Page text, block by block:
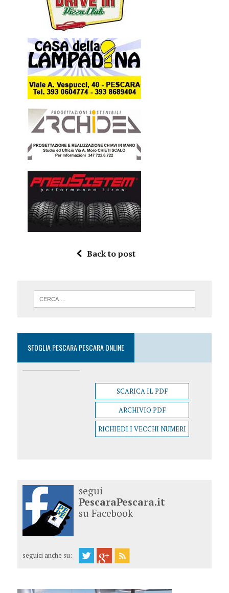
Back to post
SFOGLIA PESCARA PESCARA ONLINE
SCARICA IL PDF
ARCHIVIO PDF
RICHIEDI I VECCHI NUMERI
segui
PescaraPescara.it
su Facebook
seguici anche su: